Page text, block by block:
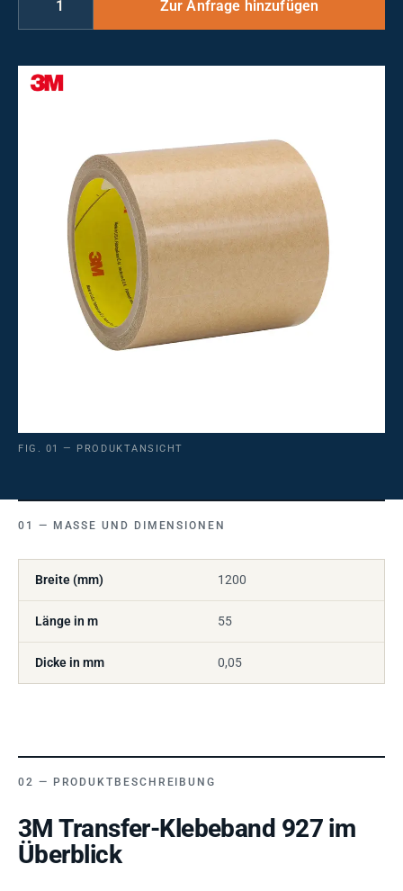
FIG. 01 — PRODUKTANSICHT
MASSE UND DIMENSIONEN
Breite (mm) 1200
Länge in m 55
Dicke in mm 0,05
PRODUKTBESCHREIBUNG
3M Transfer-Klebeband 927 im
Überblick